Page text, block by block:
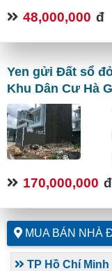
48,000,000 đ
Yen gửi Đất sổ
Khu Dân Cư Hà
170,000,000 đ
MUA BÁN NHÀ
TP Hồ Chí Minh